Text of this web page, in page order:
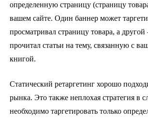
определенную страницу (страницу
вашем сайте. Один баннер может
просматривал страницу товара, а другой
прочитал статьи на тему, связанную с
книгой.
Статический ретаргетинг хорошо
рынка. Это также неплохая стратегия в
необходимо таргетировать только